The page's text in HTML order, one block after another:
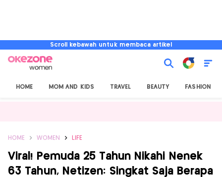
Scroll kebawah untuk membaca artikel
HOME MOM AND KIDS TRAVEL BEAUTY FASHION
HOME WOMEN LIFE
Viral! Pemuda 25 Tahun Nikahi Nenek
63 Tahun, Netizen: Singkat Saja Berapa